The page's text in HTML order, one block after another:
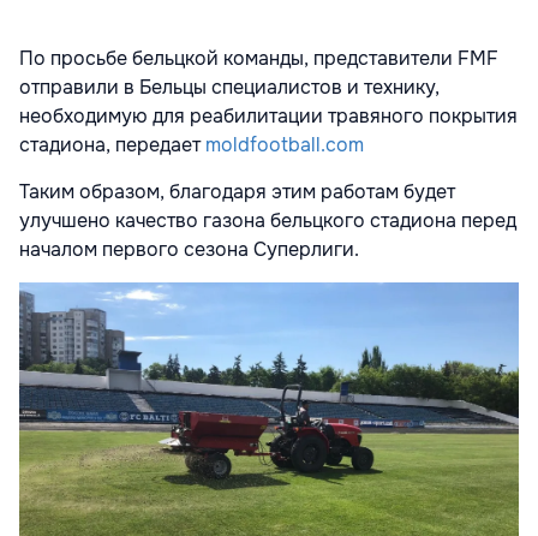
По просьбе бельцкой команды, представители FMF
отправили в Бельцы специалистов и технику,
необходимую для реабилитации травяного покрытия
стадиона, передаетmoldfootball.com
Таким образом, благодаря этим работам будет
улучшено качество газона бельцкого стадиона перед
началом первого сезона Суперлиги.